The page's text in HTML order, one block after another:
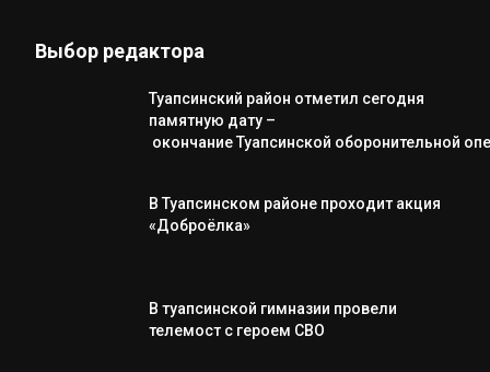
Выбор редактора
Туапсинский район отметил сегодня
памятную дату –
окончание Туапсинской оборонительной
В Туапсинском районе проходит акция
«Доброёлка»
В туапсинской гимназии провели
телемост с героем СВО